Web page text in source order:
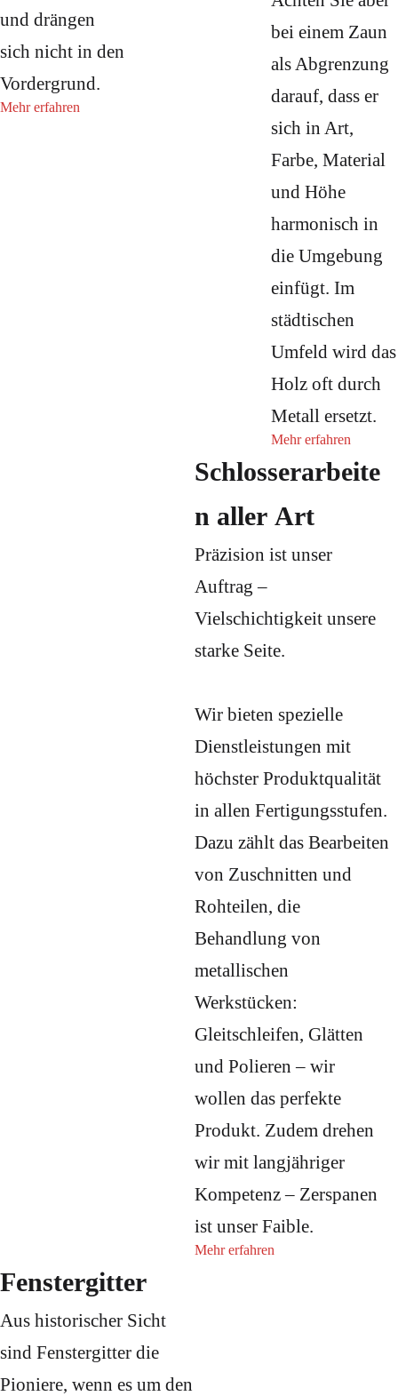
und drängen
sich nicht in den
Vordergrund.
Mehr erfahren
bei einem Zaun
als Abgrenzung
darauf, dass er
sich in Art,
Farbe, Material
und Höhe
harmonisch in
die Umgebung
einfügt. Im
städtischen
Umfeld wird das
Holz oft durch
Metall ersetzt.
Mehr erfahren
Schlosserarbeite
n aller Art
Präzision ist unser
Auftrag –
Vielschichtigkeit unsere
starke Seite.
Wir bieten spezielle
Dienstleistungen mit
höchster Produktqualität
in allen Fertigungsstufen.
Dazu zählt das Bearbeiten
von Zuschnitten und
Rohteilen, die
Behandlung von
metallischen
Werkstücken:
Gleitschleifen, Glätten
und Polieren – wir
wollen das perfekte
Produkt. Zudem drehen
wir mit langjähriger
Kompetenz – Zerspanen
ist unser Faible.
Mehr erfahren
Fenstergitter
Aus historischer Sicht
sind Fenstergitter die
Pioniere, wenn es um den